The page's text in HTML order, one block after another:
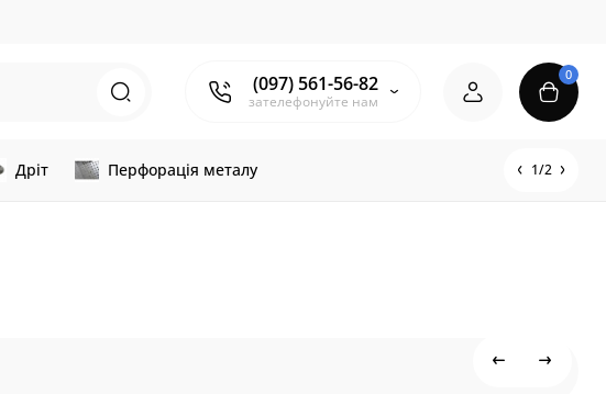
(097) 561-56-82
зателефонуйте нам
0
Дріт Перфорація металу 1/2